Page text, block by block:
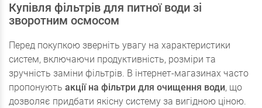
Купівля фільтрів для питної води зі
зворотним осмосом
Перед покупкою зверніть увагу на характеристики
систем, включаючи продуктивність, розміри та
зручність заміни фільтрів. В інтернет-магазинах часто
пропонують акції на фільтри для очищення води, що
дозволяє придбати якісну систему за вигідною ціною.